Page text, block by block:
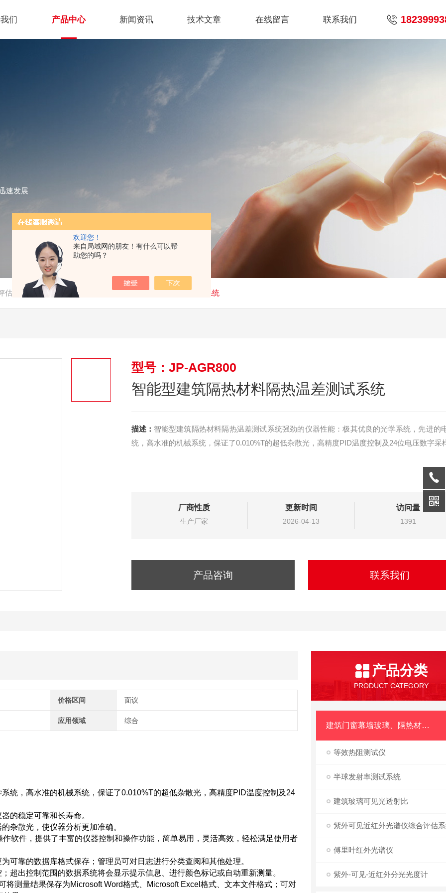
欢迎您！
来自局域网的朋友！有什么可以帮
助您的吗？
们 产品中心 新闻资讯 技术文章 在线留言 联系我们
速发展
系列产品 JP-AGR800智能型建筑隔热材料隔热温差测试系统
型号：JP-AGR800
智能型建筑隔热材料隔热温差测试系统
描述： 智能型建筑隔热材料隔热温差测试系统强劲的仪器性能：极其优良的光学系统，先进的
统，高水准的机械系统，保证了0.010%T的超低杂散光，高精度PID温度控制及24位电压数字采
厂商性质
生产厂家
更新时间
2026-04-13
访问量
1391
产品咨询 联系我们
产品分类
PRODUCT CATEGORY
建筑门窗幕墙玻璃、隔热材料品质评估系列产品
等效热阻测试仪
半球发射率测试系统
建筑玻璃可见光透射比
紫外可见近红外光谱仪综合评估
傅里叶红外光谱仪
紫外-可见-近红外分光光度计
价格区间 面议
应用领域 综合
统，高水准的机械系统，保证了0.010%T的超低杂散光，高精度PID温度控制及24
的稳定可靠和长寿命。
杂散光，使仪器分析更加准确。
软件，提供了丰富的仪器控制和操作功能，简单易用，灵活高效，轻松满足使用者
可靠的数据库格式保存；管理员可对日志进行分类查阅和其他处理。
超出控制范围的数据系统将会显示提示信息、进行颜色标记或自动重新测量。
测量结果保存为Microsoft Word格式、Microsoft Excel格式、文本文件格式；可对